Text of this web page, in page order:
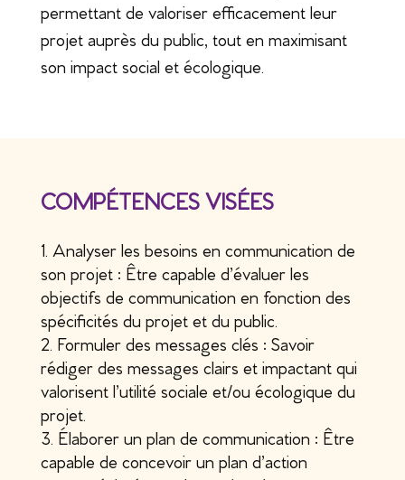
permettant de valoriser efficacement leur
projet auprès du public, tout en maximisant
son impact social et écologique.
COMPÉTENCES VISÉES
Analyser les besoins en communication de
son projet : Être capable d’évaluer les
objectifs de communication en fonction des
spécificités du projet et du public.
Formuler des messages clés : Savoir
rédiger des messages clairs et impactant qui
valorisent l’utilité sociale et/ou écologique du
projet.
Élaborer un plan de communication : Être
capable de concevoir un plan d’action